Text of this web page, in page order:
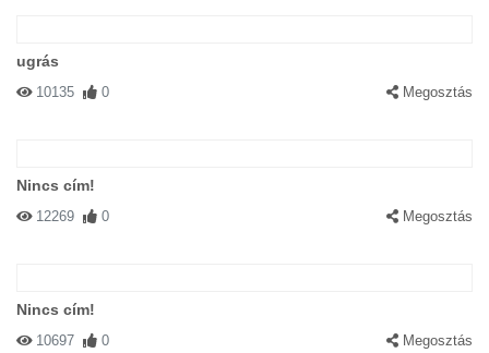
ugrás
10135 0 Megosztás
Nincs cím!
12269 0 Megosztás
Nincs cím!
10697 0 Megosztás